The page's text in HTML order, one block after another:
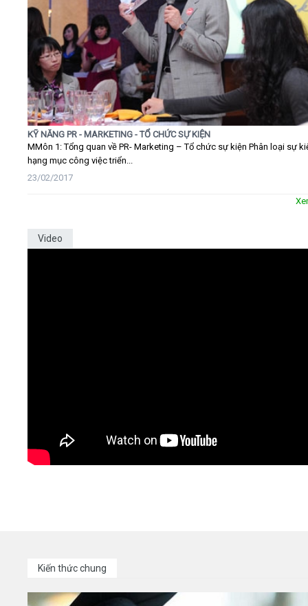
KỸ NĂNG PR - MARKETING - TỔ CHỨC SỰ KIỆN
MMôn 1: Tổng quan về PR- Marketing – Tổ chức sự kiện Phân loại sự
hạng mục công việc triển...
23/02/2017
Video
Kiến thức chung